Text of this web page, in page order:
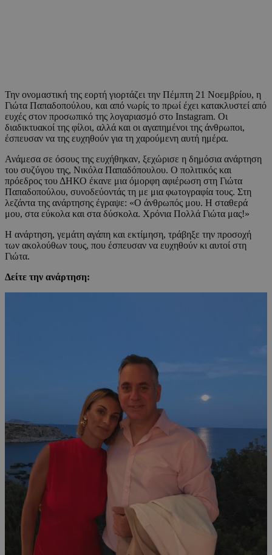
Την ονομαστική της εορτή γιορτάζει την Πέμπτη 21 Νοεμβρίου, η
Γιώτα Παπαδοπούλου, και από νωρίς το πρωί έχει κατακλυστεί από
ευχές στον προσωπικό της λογαριασμό στο Instagram. Οι
διαδικτυακοί της φίλοι, αλλά και οι αγαπημένοι της άνθρωποι,
έσπευσαν να της ευχηθούν για τη χαρούμενη αυτή ημέρα.
Ανάμεσα σε όσους της ευχήθηκαν, ξεχώρισε η δημόσια ανάρτηση
του συζύγου της, Νικόλα Παπαδόπουλου. Ο πολιτικός και
πρόεδρος του ΔΗΚΟ έκανε μια όμορφη αφιέρωση στη Γιώτα
Παπαδοπούλου, συνοδεύοντάς τη με μια φωτογραφία τους. Στη
λεζάντα της ανάρτησης έγραψε: «Ο άνθρωπός μου. Η σταθερά
μου, στα εύκολα και στα δύσκολα. Χρόνια Πολλά Γιώτα μας!»
Η ανάρτηση, γεμάτη αγάπη και εκτίμηση, τράβηξε την προσοχή
των ακολούθων τους, που έσπευσαν να ευχηθούν κι αυτοί στη
Γιώτα.
Δείτε την ανάρτηση: